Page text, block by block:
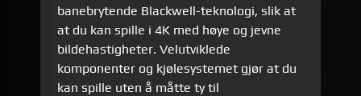
banebrytende Blackwell-teknologi, slik at
at du kan spille i 4K med høye og jevne
bildehastigheter. Velutviklede
komponenter og kjølesystemet gjør at du
kan spille uten å måtte ty til